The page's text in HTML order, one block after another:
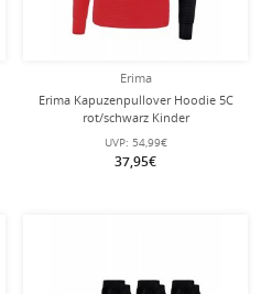
Erima
Erima Kapuzenpullover Hoodie 5C
rot/schwarz Kinder
UVP: 54,99€
37,95€